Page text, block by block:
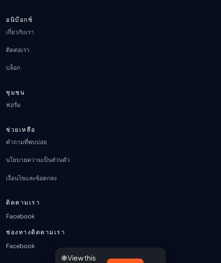
อนิบ๊อกช์
เกี่ยวกับเรา
ติดต่อเรา
บล็อก
ชุมชน
ฟอรั่ม
ช่วยเหลือ
คำถามที่พบบ่อย
นโยบายความเป็นส่วนตัว
เงื่อนไขและข้อตกลง
ติดตามเรา
Facebook
ช่องทางติดตามเรา
Facebook
🌐 View this